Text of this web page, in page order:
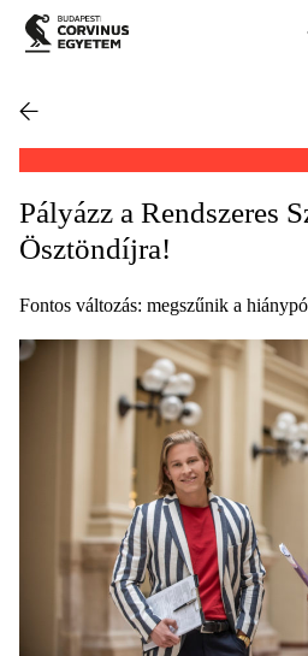
Pályázz a Rendszeres
Ösztöndíjra!
Fontos változás: megszűnik a